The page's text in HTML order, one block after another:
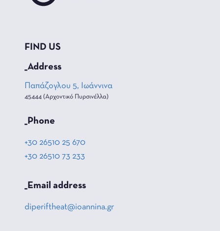
FIND US
_Address
Παπάζογλου 5, Ιωάννινα
45444 (Αρχοντικό Πυρσινέλλα)
_Phone
+30 26510 25 670
+30 26510 73 233
_Email address
diperiftheat@ioannina.gr